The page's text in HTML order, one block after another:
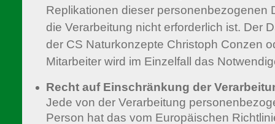
Replikationen dieser personenbezogenen
die Verarbeitung nicht erforderlich ist. Der
der CS Naturkonzepte Christoph Conzen
Mitarbeiter wird im Einzelfall das
Recht auf Einschränkung der
Jede von der Verarbeitung
Person hat das vom Europäischen